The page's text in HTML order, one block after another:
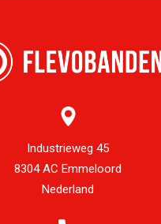
Industrieweg 45
8304 AC Emmeloord
Nederland